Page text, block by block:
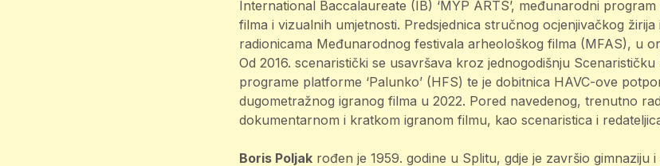
International Baccalaureate (IB) ‘MYP ARTS’, međunarodni
filma i vizualnih umjetnosti. Predsjednica stručnog ocjenjivačkog
radionicama Međunarodnog festivala arheološkog filma (MFAS), u
Od 2016. scenaristički se usavršava kroz jednogodišnju
programe platforme ‘Palunko’ (HFS) te je dobitnica HAVC-ove
dugometražnog igranog filma u 2022. Pored navedenog, trenutno
dokumentarnom i kratkom igranom filmu, kao scenaristica i
Boris Poljak rođen je 1959. godine u Splitu, gdje je završio gimnaziju